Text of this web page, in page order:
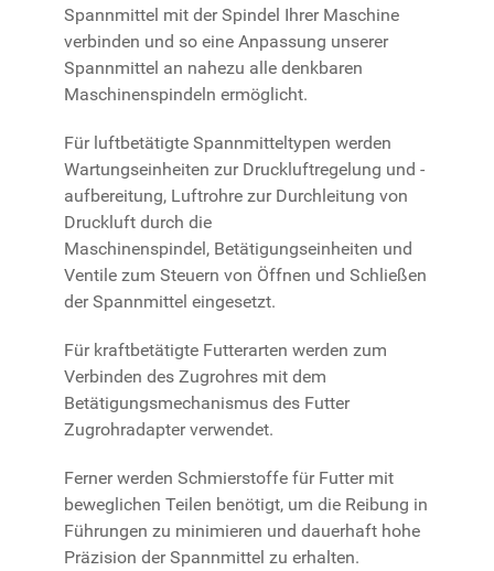
Spannmittel mit der Spindel Ihrer Maschine
verbinden und so eine Anpassung unserer
Spannmittel an nahezu alle denkbaren
Maschinenspindeln ermöglicht.
Für luftbetätigte Spannmitteltypen werden
Wartungseinheiten zur Druckluftregelung und -
aufbereitung, Luftrohre zur Durchleitung von
Druckluft durch die
Maschinenspindel, Betätigungseinheiten und
Ventile zum Steuern von Öffnen und Schließen
der Spannmittel eingesetzt.
Für kraftbetätigte Futterarten werden zum
Verbinden des Zugrohres mit dem
Betätigungsmechanismus des Futter
Zugrohradapter verwendet.
Ferner werden Schmierstoffe für Futter mit
beweglichen Teilen benötigt, um die Reibung in
Führungen zu minimieren und dauerhaft hohe
Präzision der Spannmittel zu erhalten.